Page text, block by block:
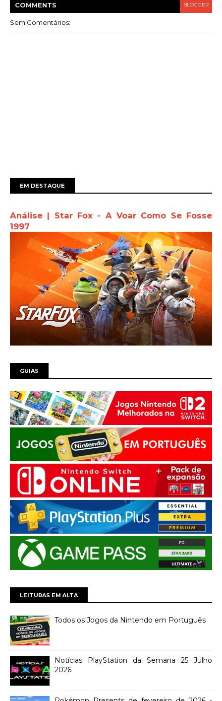
COMMENTS BLOGGER
Sem Comentários:
EM DESTAQUE
Análise | Star Fox - A Voar Como Se Fosse
1997
GUIAS
LEITURAS EM ALTA
Todos os Jogos da Nintendo em Português
Notícias PlayStation da Semana 25 Julho
2026